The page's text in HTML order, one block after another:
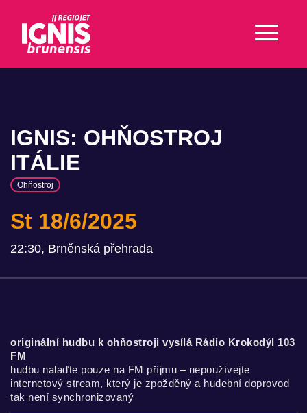
IGNIS: OHŇOSTROJ
ITÁLIE
Ohňostroj
St 18/6/2025
22:30, Brněnská přehrada
originální hudbu k ohňostroji vysílá Rádio Krokodýl 103
FM
hudbu nalaďte pouze na FM příjmu – nepoužívejte
internetový stream, který je zpožděný a hudební doprovod
tak není synchronizovaný